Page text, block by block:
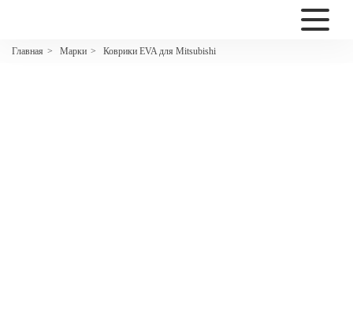
Главная > Марки > Коврики EVA для Mitsubishi
2200